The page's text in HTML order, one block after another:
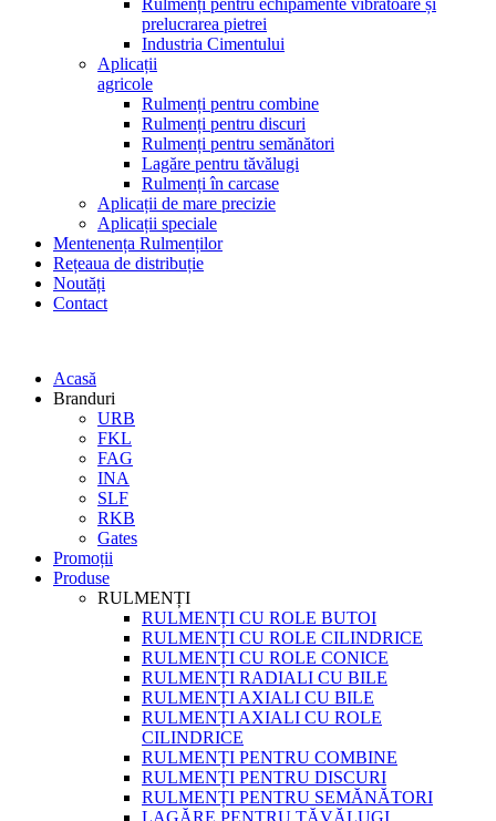
Rulmenți pentru echipamente vibratoare și
prelucrarea pietrei
Industria Cimentului
Aplicații
agricole
Rulmenți pentru combine
Rulmenți pentru discuri
Rulmenți pentru semănători
Lagăre pentru tăvălugi
Rulmenți în carcase
Aplicații de mare precizie
Aplicații speciale
Mentenența Rulmenților
Rețeaua de distribuție
Noutăți
Contact
Acasă
Branduri
URB
FKL
FAG
INA
SLF
RKB
Gates
Promoții
Produse
RULMENȚI
RULMENȚI CU ROLE BUTOI
RULMENȚI CU ROLE CILINDRICE
RULMENȚI CU ROLE CONICE
RULMENȚI RADIALI CU BILE
RULMENȚI AXIALI CU BILE
RULMENȚI AXIALI CU ROLE
CILINDRICE
RULMENȚI PENTRU COMBINE
RULMENȚI PENTRU DISCURI
RULMENȚI PENTRU SEMĂNĂTORI
LAGĂRE PENTRU TĂVĂLUGI